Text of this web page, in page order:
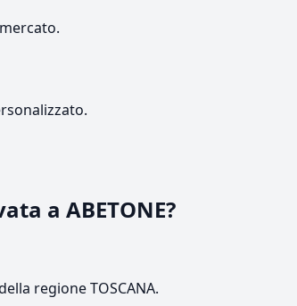
a ABETONE?
regione TOSCANA.